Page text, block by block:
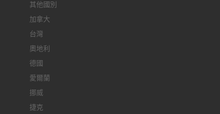
其他國別
加拿大
台灣
奧地利
德國
愛爾蘭
挪威
捷克